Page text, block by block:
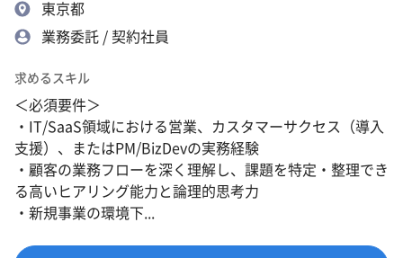
東京都
業務委託 / 契約社員
求めるスキル
＜必須要件＞
・IT/SaaS領域における営業、カスタマーサクセス（導入
支援）、またはPM/BizDevの実務経験
・顧客の業務フローを深く理解し、課題を特定・整理でき
る高いヒアリング能力と論理的思考力
・新規事業の環境下...